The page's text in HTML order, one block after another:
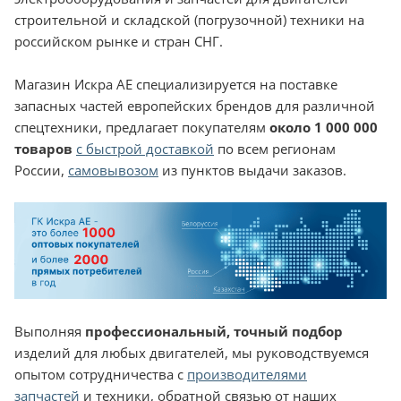
строительной и складской (погрузочной) техники на
российском рынке и стран СНГ.
Магазин Искра АЕ специализируется на поставке
запасных частей европейских брендов для различной
спецтехники, предлагает покупателям около 1 000 000
товаров с быстрой доставкой по всем регионам
России, самовывозом из пунктов выдачи заказов.
Выполняя профессиональный, точный подбор
изделий для любых двигателей, мы руководствуемся
опытом сотрудничества с производителями
запчастей и техники, обратной связью от наших